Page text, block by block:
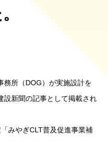
務所（DOG）が実施設計を
設新聞の記事として掲載され
みやぎCLT普及促進事業補